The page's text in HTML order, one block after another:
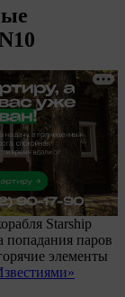
Starship
попадания паров
элементы